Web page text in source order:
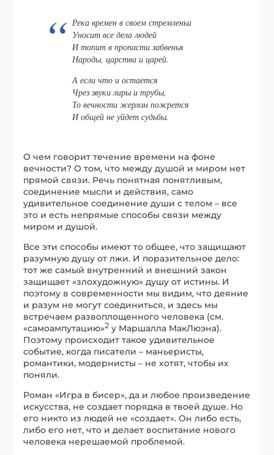
Река времен в своем стремленьи
Уносит все дела людей
И топит в пропасти забвенья
Народы, царства и царей.
А если что и остается
Чрез звуки лиры и трубы,
То вечности жерлом пожрется
И общей не уйдет судьбы.
О чем говорит течение времени на фоне
вечности? О том, что между душой и миром нет
прямой связи. Речь понятная понятливым,
соединение мысли и действия, само
удивительное соединение души с телом – все
это и есть непрямые способы связи между
миром и душой.
Все эти способы имеют то общее, что защищают
разумную душу от лжи. И поразительное дело:
тот же самый внутренний и внешний закон
защищает «злохудожную» душу от истины. И
поэтому в современности мы видим, что деяние
и разум не могут соединиться, и здесь мы
встречаем развоплощенного человека (см.
«самоампутацию»2 у Маршалла МакЛюэна).
Поэтому происходит такое удивительное
событие, когда писатели – маньеристы,
романтики, модернисты – не хотят, чтобы их
поняли.
Роман «Игра в бисер», да и любое произведение
искусства, не создает порядка в твоей душе. Но
его никто из людей не «создает». Он либо есть,
либо его нет, что и делает воспитание нового
человека нерешаемой проблемой.